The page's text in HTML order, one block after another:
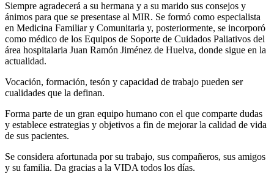
Siempre agradecerá a su hermana y a su marido sus consejos y
ánimos para que se presentase al MIR. Se formó como especialista
en Medicina Familiar y Comunitaria y, posteriormente, se incorporó
como médico de los Equipos de Soporte de Cuidados Paliativos del
área hospitalaria Juan Ramón Jiménez de Huelva, donde sigue en la
actualidad.
Vocación, formación, tesón y capacidad de trabajo pueden ser
cualidades que la definan.
Forma parte de un gran equipo humano con el que comparte dudas
y establece estrategias y objetivos a fin de mejorar la calidad de vida
de sus pacientes.
Se considera afortunada por su trabajo, sus compañeros, sus amigos
y su familia. Da gracias a la VIDA todos los días.